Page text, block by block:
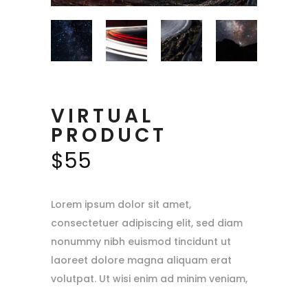
VIRTUAL
PRODUCT
$55
Lorem ipsum dolor sit amet,
consectetuer adipiscing elit, sed diam
nonummy nibh euismod tincidunt ut
laoreet dolore magna aliquam erat
volutpat. Ut wisi enim ad minim veniam,